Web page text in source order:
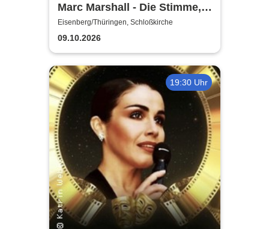
Marc Marshall - Die Stimme,
die berührt - Live 2026
Eisenberg/Thüringen, Schloßkirche
09.10.2026
19:30 Uhr